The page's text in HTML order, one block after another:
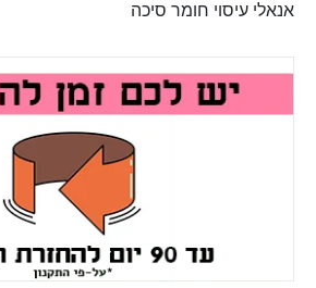
אנאלי עיסוי חומר סיכה